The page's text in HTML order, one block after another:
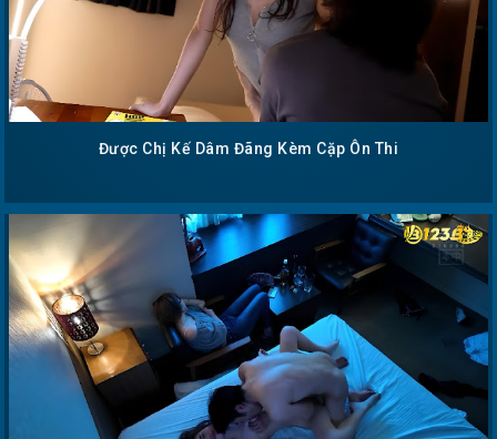
Được Chị Kế Dâm Đãng Kèm Cặp Ôn Thi